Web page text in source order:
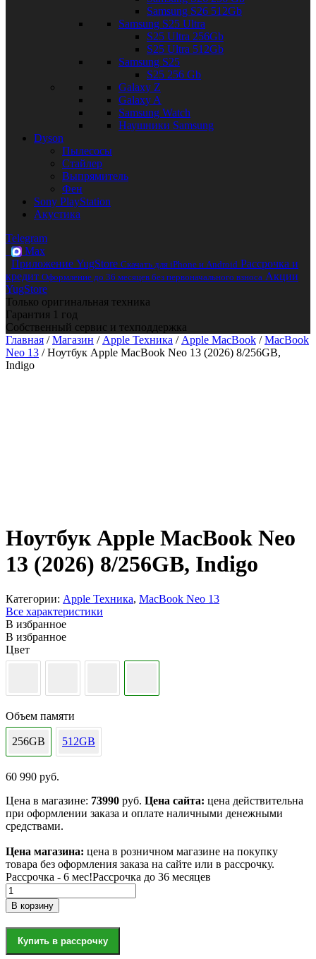
Samsung S26 512Gb
Samsung S25 Ultra
S25 Ultra 256Gb
S25 Ultra 512Gb
Samsung S25
S25 256 Gb
Galaxy Z
Galaxy A
Samsung Watch
Наушники Samsung
Dyson
Пылесосы
Стайлер
Выпрямитель
Фен
Sony PlayStation
Акустика
Telegram
Max
Приложение YugStore Скачать для iPhone и Android Рассрочка и
кредит Оформление до 36 месяцев без первоначального взноса Акции
YugStore
Только оригинальная техника
Гарантия 1 год
Собственный сервис и техподдержка
Главная /Магазин / Apple Техника / Apple MacBook /MacBook
Neo 13 / Ноутбук Apple MacBook Neo 13 (2026) 8/256GB,
Indigo
Ноутбук Apple MacBook Neo
13 (2026) 8/256GB, Indigo
Категории: Apple Техника, MacBook Neo 13
Все характеристики
В избранное
В избранное
Цвет
Объем памяти
256GB 512GB
60 990 руб.
Цена в магазине: 73990 руб. Цена сайта: цена действительна
при оформлении заказа и оплате наличными денежными
средствами.
Цена магазина: цена в розничном магазине на покупку
товара без оформления заказа на сайте или в рассрочку.
Рассрочка - 6 мес!Рассрочка до 36 месяцев
Количество
товара
Ноутбук
Apple
MacBook
Neo
В корзину
Купить в рассрочку